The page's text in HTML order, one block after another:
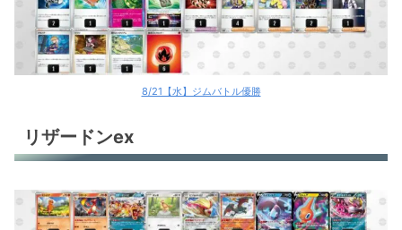
8/21【水】ジムバトル優勝
リザードンex